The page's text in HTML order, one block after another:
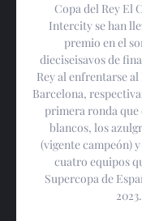
Copa del Rey El
Intercity se han
premio en el
dieciseisavos de
Rey al enfrentarse
Barcelona,
primera ronda
blancos, los
(vigente campeón)
cuatro equipos
Supercopa de
2023.